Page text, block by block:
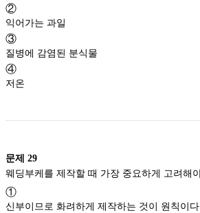
②
익어가는 과일
③
질병에 감염된 분식물
④
저온
문제 29
①
신부이므로 화려하게 제작하는 것이 원칙이다.